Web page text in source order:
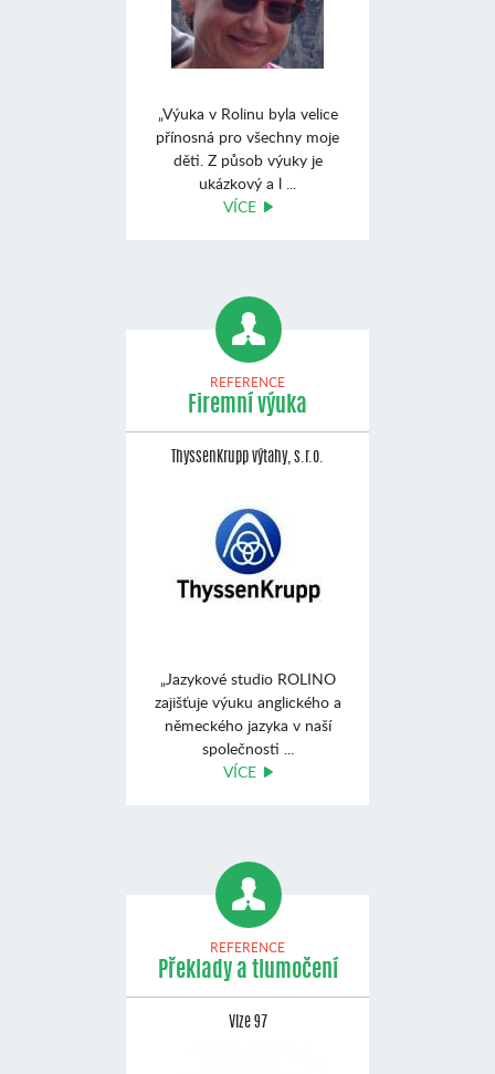
„Výuka v Rolinu byla velice
přínosná pro všechny moje
děti. Z působ výuky je
ukázkový a l ...
VÍCE
REFERENCE
Firemní výuka
ThyssenKrupp výtahy, s.r.o.
„Jazykové studio ROLINO
zajišťuje výuku anglického a
německého jazyka v naší
společnosti ...
VÍCE
REFERENCE
Překlady a tlumočení
Vize 97